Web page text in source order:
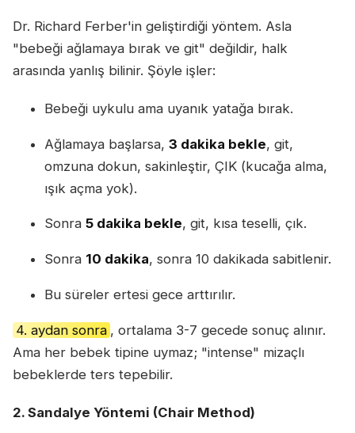
Dr. Richard Ferber'in geliştirdiği yöntem. Asla
"bebeği ağlamaya bırak ve git" değildir, halk
arasında yanlış bilinir. Şöyle işler:
Bebeği uykulu ama uyanık yatağa bırak.
Ağlamaya başlarsa, 3 dakika bekle, git,
omzuna dokun, sakinleştir, ÇIK (kucağa alma,
ışık açma yok).
Sonra 5 dakika bekle, git, kısa teselli, çık.
Sonra 10 dakika, sonra 10 dakikada sabitlenir.
Bu süreler ertesi gece arttırılır.
4. aydan sonra , ortalama 3-7 gecede sonuç alınır.
Ama her bebek tipine uymaz; "intense" mizaçlı
bebeklerde ters tepebilir.
2. Sandalye Yöntemi (Chair Method)